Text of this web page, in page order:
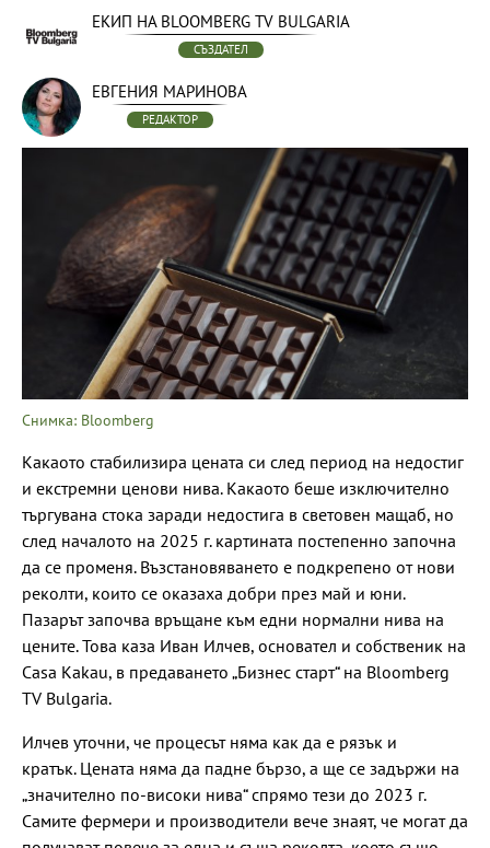
ЕКИП НА BLOOMBERG TV BULGARIA
СЪЗДАТЕЛ
ЕВГЕНИЯ МАРИНОВА
РЕДАКТОР
Снимка: Bloomberg
Какаото стабилизира цената си след период на недостиг
и екстремни ценови нива. Какаото беше изключително
търгувана стока заради недостига в световен мащаб, но
след началото на 2025 г. картината постепенно започна
да се променя. Възстановяването е подкрепено от нови
реколти, които се оказаха добри през май и юни.
Пазарът започва връщане към едни нормални нива на
цените. Това каза Иван Илчев, основател и собственик на
Casa Kakau, в предаването „Бизнес старт“ на Bloomberg
TV Bulgaria.
Илчев уточни, че процесът няма как да е рязък и
кратък. Цената няма да падне бързо, а ще се задържи на
„значително по-високи нива“ спрямо тези до 2023 г.
Самите фермери и производители вече знаят, че могат да